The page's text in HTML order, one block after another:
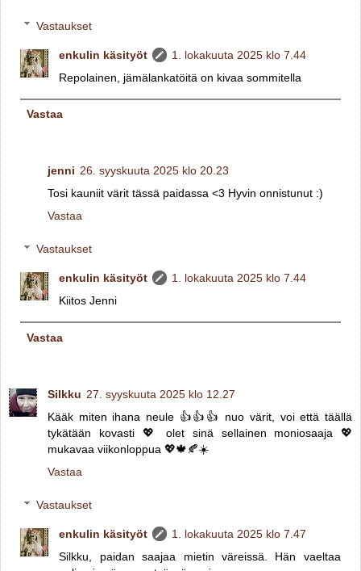
Vastaukset
enkulin käsityöt
1. lokakuuta 2025 klo 7.44
Repolainen, jämälankatöitä on kivaa sommitella
Vastaa
jenni 26. syyskuuta 2025 klo 20.23
Tosi kauniit värit tässä paidassa <3 Hyvin onnistunut :)
Vastaa
Vastaukset
enkulin käsityöt
1. lokakuuta 2025 klo 7.44
Kiitos Jenni
Vastaa
Silkku 27. syyskuuta 2025 klo 12.27
Kääk miten ihana neule 👍👍👍 nuo värit, voi että täällä
tykätään kovasti 💖 olet sinä sellainen moniosaaja 💖
mukavaa viikonloppua 💖🍁🍂☀️
Vastaa
Vastaukset
enkulin käsityöt
1. lokakuuta 2025 klo 7.47
Silkku, paidan saajaa mietin väreissä. Hän vaeltaa